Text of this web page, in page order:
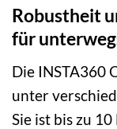
Robustheit
für
Die INSTA360
unter
Sie ist bis zu